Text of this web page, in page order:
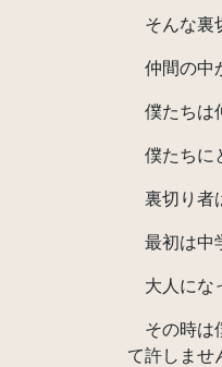
そんな裏
仲間の中
僕たちは
僕たちに
裏切り者
最初は中
大人にな
その時は
て許しませ